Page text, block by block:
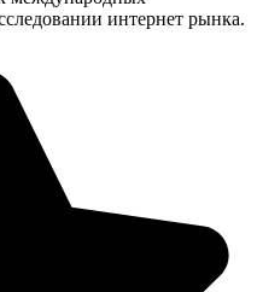
интернет рынка.